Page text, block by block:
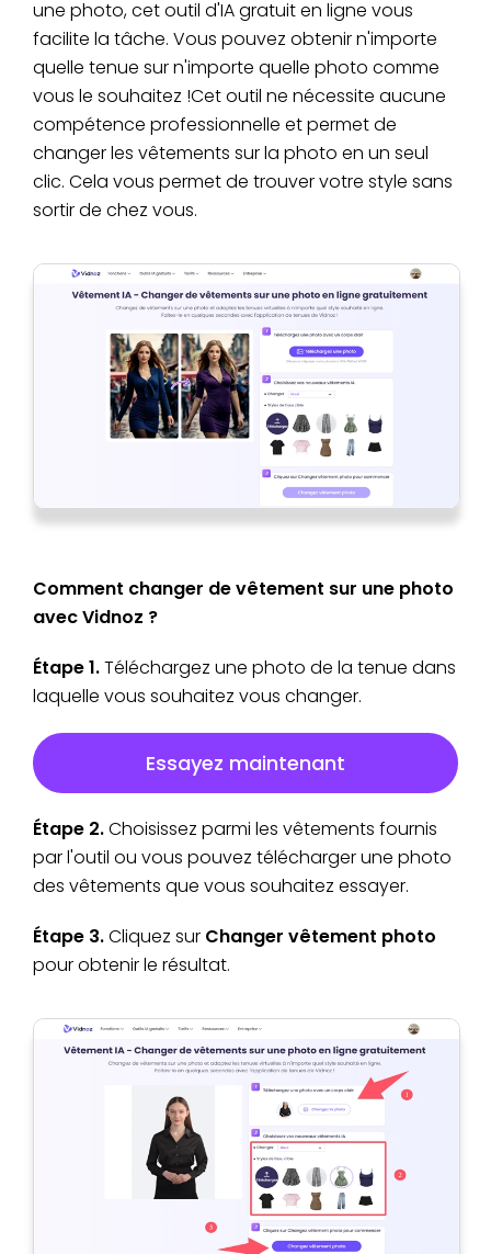
une photo, cet outil d'IA gratuit en ligne vous
facilite la tâche. Vous pouvez obtenir n'importe
quelle tenue sur n'importe quelle photo comme
vous le souhaitez !Cet outil ne nécessite aucune
compétence professionnelle et permet de
changer les vêtements sur la photo en un seul
clic. Cela vous permet de trouver votre style sans
sortir de chez vous.
Comment changer de vêtement sur une photo
avec Vidnoz ?
Étape 1.Téléchargez une photo de la tenue dans
laquelle vous souhaitez vous changer.
Essayez maintenant
Étape 2.Choisissez parmi les vêtements fournis
par l'outil ou vous pouvez télécharger une photo
des vêtements que vous souhaitez essayer.
Étape 3.Cliquez sur Changer vêtement photo
pour obtenir le résultat.